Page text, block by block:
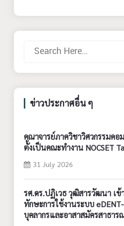
ข่าวประกาศอื่น ๆ
คณาจารย์ภาควิชาวิศวกรรมคอ
ตั้งเป็นคณะทำงาน NOCSET
31 July 2026
รศ.ดร.ปฏิเวธ วุฒิสารวัฒนา เ
ทักษะการใช้งานระบบ
บุคลากรและอาสาสมัครสาธาร